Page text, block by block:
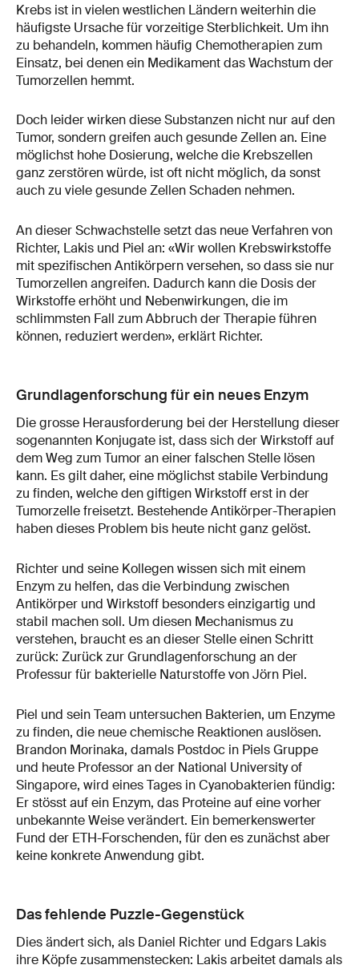
Krebs ist in vielen westlichen Ländern weiterhin die
häufigste Ursache für vorzeitige Sterblichkeit. Um ihn
zu behandeln, kommen häufig Chemotherapien zum
Einsatz, bei denen ein Medikament das Wachstum der
Tumorzellen hemmt.
Doch leider wirken diese Substanzen nicht nur auf den
Tumor, sondern greifen auch gesunde Zellen an. Eine
möglichst hohe Dosierung, welche die Krebszellen
ganz zerstören würde, ist oft nicht möglich, da sonst
auch zu viele gesunde Zellen Schaden nehmen.
An dieser Schwachstelle setzt das neue Verfahren von
Richter, Lakis und Piel an: «Wir wollen Krebswirkstoffe
mit spezifischen Antikörpern versehen, so dass sie nur
Tumorzellen angreifen. Dadurch kann die Dosis der
Wirkstoffe erhöht und Nebenwirkungen, die im
schlimmsten Fall zum Abbruch der Therapie führen
können, reduziert werden», erklärt Richter.
Grundlagenforschung für ein neues Enzym
Die grosse Herausforderung bei der Herstellung dieser
sogenannten Konjugate ist, dass sich der Wirkstoff auf
dem Weg zum Tumor an einer falschen Stelle lösen
kann. Es gilt daher, eine möglichst stabile Verbindung
zu finden, welche den giftigen Wirkstoff erst in der
Tumorzelle freisetzt. Bestehende Antikörper-Therapien
haben dieses Problem bis heute nicht ganz gelöst.
Richter und seine Kollegen wissen sich mit einem
Enzym zu helfen, das die Verbindung zwischen
Antikörper und Wirkstoff besonders einzigartig und
stabil machen soll. Um diesen Mechanismus zu
verstehen, braucht es an dieser Stelle einen Schritt
zurück: Zurück zur Grundlagenforschung an der
Professur für bakterielle Naturstoffe von Jörn Piel.
Piel und sein Team untersuchen Bakterien, um Enzyme
zu finden, die neue chemische Reaktionen auslösen.
Brandon Morinaka, damals Postdoc in Piels Gruppe
und heute Professor an der National University of
Singapore, wird eines Tages in Cyanobakterien fündig:
Er stösst auf ein Enzym, das Proteine auf eine vorher
unbekannte Weise verändert. Ein bemerkenswerter
Fund der ETH-Forschenden, für den es zunächst aber
keine konkrete Anwendung gibt.
Das fehlende Puzzle-Gegenstück
Dies ändert sich, als Daniel Richter und Edgars Lakis
ihre Köpfe zusammenstecken: Lakis arbeitet damals als